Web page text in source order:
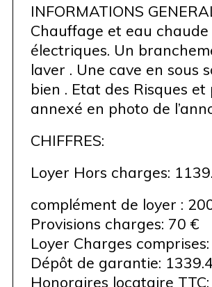
INFORMATIONS
Chauffage et eau
électriques. Un
laver . Une cave en sous
bien . Etat des Risques et
annexé en photo de
CHIFFRES:
Loyer Hors charges:
complément de loyer :
Provisions charges: 70 €
Loyer Charges
Dépôt de garantie:
Honoraires locataire